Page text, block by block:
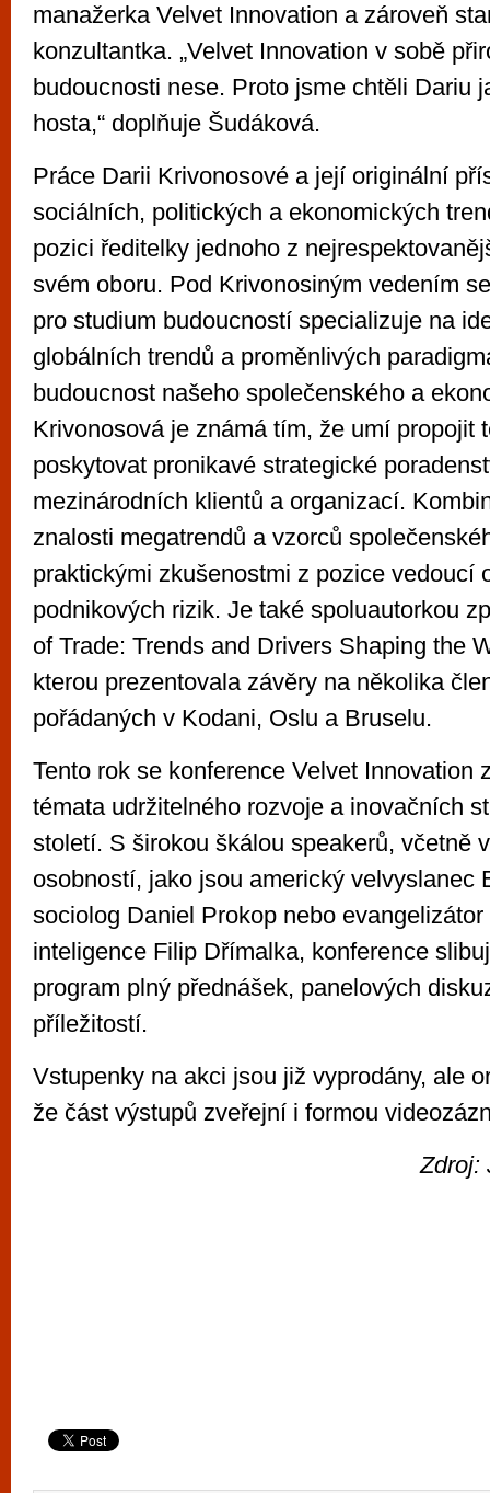
manažerka Velvet Innovation a zároveň
konzultantka. „Velvet Innovation v sobě
budoucnosti nese. Proto jsme chtěli Dariu
hosta,“ doplňuje Šudáková.
Práce Darii Krivonosové a její originální
sociálních, politických a ekonomických
pozici ředitelky jednoho z
svém oboru. Pod Krivonosiným vedením
pro studium budoucností specializuje na
globálních trendů a proměnlivých
budoucnost našeho společenského a
Krivonosová je známá tím, že umí propojit
poskytovat pronikavé strategické
mezinárodních klientů a organizací.
znalosti megatrendů a vzorců
praktickými zkušenostmi z pozice vedoucí
podnikových rizik. Je také spoluautorkou
of Trade: Trends and Drivers Shaping the
kterou prezentovala závěry na několika
pořádaných v Kodani, Oslu a Bruselu.
Tento rok se konference Velvet Innovation
témata udržitelného rozvoje a inovačních
století. S širokou škálou speakerů, včetně
osobností, jako jsou americký velvyslanec
sociolog Daniel Prokop nebo
inteligence Filip Dřímalka, konference
program plný přednášek, panelových
příležitostí.
Vstupenky na akci jsou již vyprodány, ale
že část výstupů zveřejní i formou
Zdroj: